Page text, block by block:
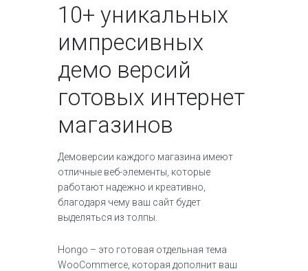
10+ уникальных
импресивных
демо версий
готовых интернет
магазинов
Демоверсии каждого магазина имеют
отличные веб-элементы, которые
работают надежно и креативно,
благодаря чему ваш сайт будет
выделяться из толпы.
Hongo – это готовая отдельная тема
WooCommerce, которая дополнит ваш